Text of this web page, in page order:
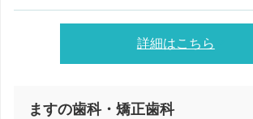
詳細はこちら
ますの歯科・矯正歯科